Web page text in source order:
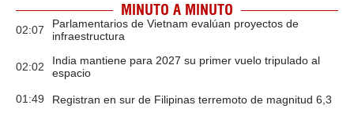
MINUTO A MINUTO
02:07
Parlamentarios de Vietnam evalúan proyectos de
infraestructura
02:02
India mantiene para 2027 su primer vuelo tripulado al
espacio
01:49 Registran en sur de Filipinas terremoto de magnitud 6,3